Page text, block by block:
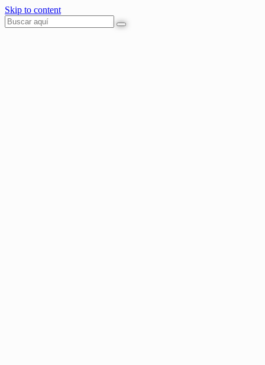
Skip to content